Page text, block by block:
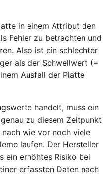
in einem Attribut den
Fehler zu betrachten und
Also ist ein schlechter
als der Schwellwert (=
Ausfall der Platte
handelt, muss ein
zu diesem Zeitpunkt
wie vor noch viele
laufen. Der Hersteller
ein erhöhtes Risiko bei
erfassten Daten nach